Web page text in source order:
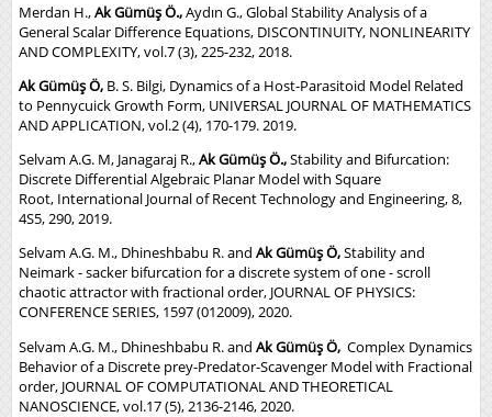
Merdan H.,Ak Gümüş Ö.,Aydın G., Global Stability Analysis of a
General Scalar Difference Equations, DISCONTINUITY, NONLINEARITY
AND COMPLEXITY, vol.7 (3), 225-232, 2018.
Ak Gümüş Ö, B. S. Bilgi, Dynamics of a Host-Parasitoid Model Related
to Pennycuick Growth Form, UNIVERSAL JOURNAL OF MATHEMATICS
AND APPLICATION, vol.2 (4), 170-179. 2019.
Selvam A.G. M, Janagaraj R.,Ak Gümüş Ö.,Stability and Bifurcation:
Discrete Differential Algebraic Planar Model with Square
Root, International Journal of Recent Technology and Engineering, 8,
4S5, 290, 2019.
Selvam A.G. M., Dhineshbabu R. and Ak Gümüş Ö,Stability and
Neimark - sacker bifurcation for a discrete system of one - scroll
chaotic attractor with fractional order, JOURNAL OF PHYSICS:
CONFERENCE SERIES, 1597 (012009), 2020.
Selvam A.G. M., Dhineshbabu R. and Ak Gümüş Ö, Complex Dynamics
Behavior of a Discrete prey-Predator-Scavenger Model with Fractional
order, JOURNAL OF COMPUTATIONAL AND THEORETICAL
NANOSCIENCE, vol.17 (5), 2136-2146, 2020.